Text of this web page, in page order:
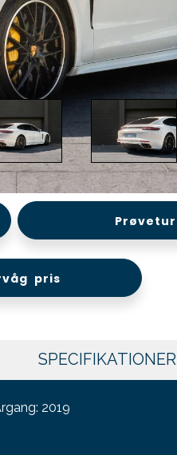
Prøvetur
pris
SPECIFIKATIONER
2019